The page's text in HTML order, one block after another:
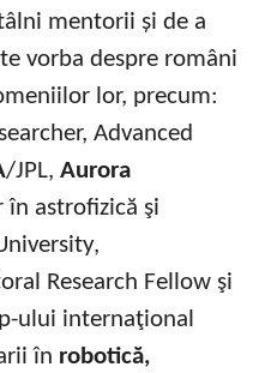
mentorii și de a
vorba despre români
lor, precum:
Advanced
/JPL, Aurora
în astrofizică şi
Research Fellow şi
ului internaţional
în robotică,